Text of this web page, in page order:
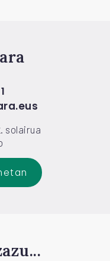
Gara
solairua